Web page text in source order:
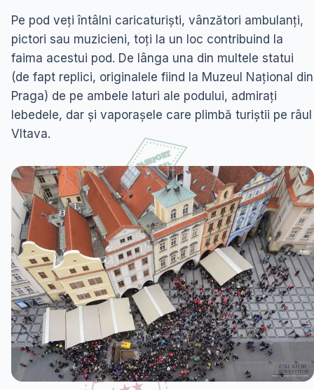
Pe pod veți întâlni caricaturiști, vânzători ambulanți,
pictori sau muzicieni, toți la un loc contribuind la
faima acestui pod. De lânga una din multele statui
(de fapt replici, originalele fiind la Muzeul Național din
Praga) de pe ambele laturi ale podului, admirați
lebedele, dar și vaporașele care plimbă turiștii pe râul
Vltava.